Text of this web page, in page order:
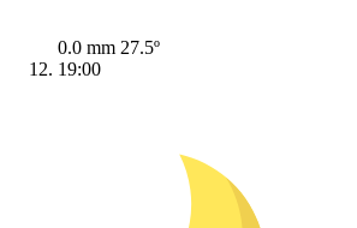
0.0 mm 27.5º
19:00